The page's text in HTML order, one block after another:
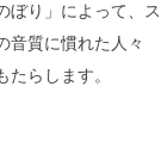
ぼり」によって、ス
音質に慣れた人々
らします。